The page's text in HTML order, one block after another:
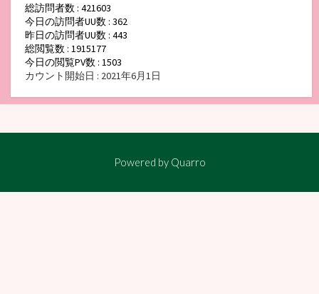
総訪問者数 : 421603
今日の訪問者UU数 : 362
昨日の訪問者UU数 : 443
総閲覧数 : 1915177
今日の閲覧PV数 : 1503
カウント開始日 : 2021年6月1日
Powered by Quarro